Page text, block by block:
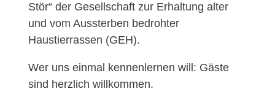
Stör“ der Gesellschaft zur Erhaltung alter
und vom Aussterben bedrohter
Haustierrassen (GEH).
Wer uns einmal kennenlernen will: Gäste
sind herzlich willkommen.